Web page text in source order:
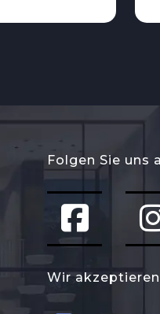
Folgen Sie uns
Wir